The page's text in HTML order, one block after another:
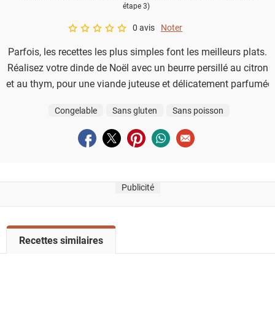
étape 3)
A star rating of 0 out of 5.
0 avis Noter
Parfois, les recettes les plus simples font les meilleurs plats.
Réalisez votre dinde de Noël avec un beurre persillé au citron
et au thym, pour une viande juteuse et délicatement parfumée.
Congelable Sans gluten Sans poisson
Partager sur facebook
Partager sur twitter
Partager sur pinterest
Partager sur whatsapp
Envoyer à un ami
Publicité
o
Recettes similaires